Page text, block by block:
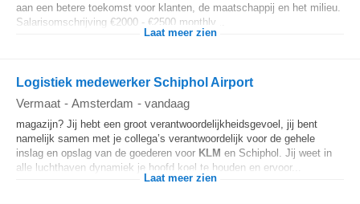
aan een betere toekomst voor klanten, de maatschappij en het milieu.
Salarisomschrijving €2000 - €2500 monthly...
Laat meer zien
Logistiek medewerker Schiphol Airport
Vermaat - Amsterdam - vandaag
magazijn? Jij hebt een groot verantwoordelijkheidsgevoel, jij bent
namelijk samen met je collega’s verantwoordelijk voor de gehele
inslag en opslag van de goederen voor KLM en Schiphol. Jij weet in
alle luchthaven dynamiek je hoofd koel te houden en ervoor...
Laat meer zien